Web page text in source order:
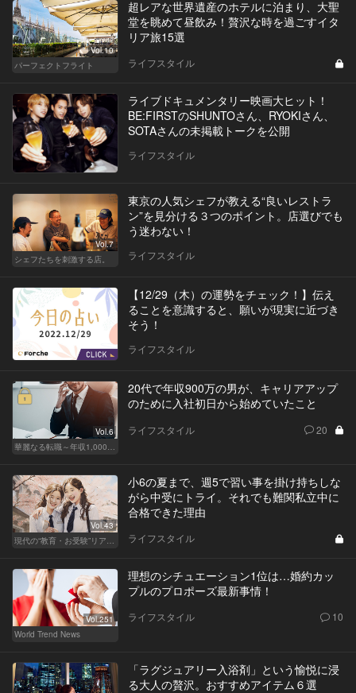
Vol.10
パーフェクトフライト
超レアな世界遺産のホテルに泊まり、大聖
堂を眺めて昼飲み！贅沢な時を過ごすイタ
リア旅15選
ライフスタイル
ライブドキュメンタリー映画大ヒット！
BE:FIRSTのSHUNTOさん、RYOKIさん、
SOTAさんの未掲載トークを公開
ライフスタイル
Vol.7
シェフたちを刺激する店。
東京の人気シェフが教える“良いレストラ
ン”を見分ける３つのポイント。店選びでも
う迷わない！
ライフスタイル
【12/29（木）の運勢をチェック！】伝え
ることを意識すると、願いが現実に近づき
そう！
ライフスタイル
Vol.6
華麗なる転職～年収1,000万超の道～
20代で年収900万の男が、キャリアアップ
のために入社初日から始めていたこと
ライフスタイル 20
Vol.43
現代の“教育・お受験”リアルドキュメント
小6の夏まで、週5で習い事を掛け持ちしな
がら中受にトライ。それでも難関私立中に
合格できた理由
ライフスタイル
Vol.251
World Trend News
理想のシチュエーション1位は…婚約カッ
プルのプロポーズ最新事情！
ライフスタイル 10
「ラグジュアリー入浴剤」という愉悦に浸
る大人の贅沢。おすすめアイテム６選